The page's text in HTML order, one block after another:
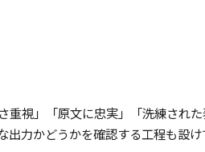
視」「原文に忠実」「洗練され
力かどうかを確認する工程も設け